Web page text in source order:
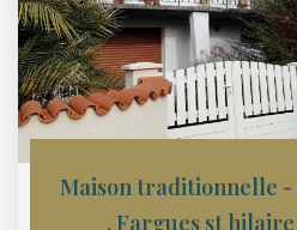
, Fargues st hilaire